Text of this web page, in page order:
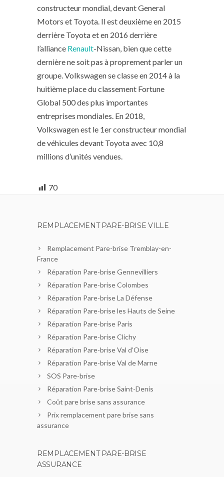
constructeur mondial, devant General
Motors et Toyota. Il est deuxième en 2015
derrière Toyota et en 2016 derrière
l’alliance Renault-Nissan, bien que cette
dernière ne soit pas à proprement parler un
groupe. Volkswagen se classe en 2014 à la
huitième place du classement Fortune
Global 500 des plus importantes
entreprises mondiales. En 2018,
Volkswagen est le 1er constructeur mondial
de véhicules devant Toyota avec 10,8
millions d’unités vendues.
70
REMPLACEMENT PARE-BRISE VILLE
Remplacement Pare-brise Tremblay-en-
France
Réparation Pare-brise Gennevilliers
Réparation Pare-brise Colombes
Réparation Pare-brise La Défense
Réparation Pare-brise les Hauts de Seine
Réparation Pare-brise Paris
Réparation Pare-brise Clichy
Réparation Pare-brise Val d’Oise
Réparation Pare-brise Val de Marne
SOS Pare-brise
Réparation Pare-brise Saint-Denis
Coût pare brise sans assurance
Prix remplacement pare brise sans
assurance
REMPLACEMENT PARE-BRISE
ASSURANCE